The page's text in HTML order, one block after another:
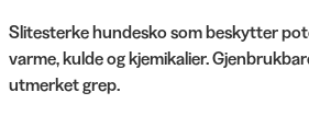
Slitesterke hundesko som beskytter
varme, kulde og kjemikalier.
utmerket grep.